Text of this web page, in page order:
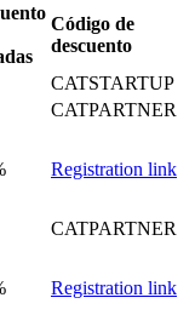
Código de
descuento
CATSTARTUP
CATPARTNER
Registration link
CATPARTNER
Registration link